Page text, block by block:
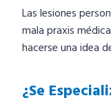
Las lesiones
mala praxis
hacerse una idea
¿Se